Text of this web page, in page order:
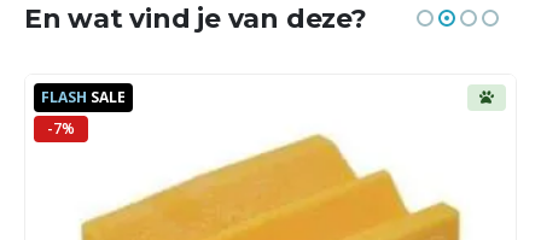
En wat vind je van deze?
FLASH SALE
-7%